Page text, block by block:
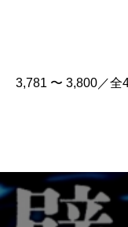
3,781 〜 3,800／全